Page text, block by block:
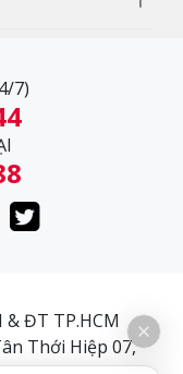
7)
& ĐT TP.HCM
Thới Hiệp 07,